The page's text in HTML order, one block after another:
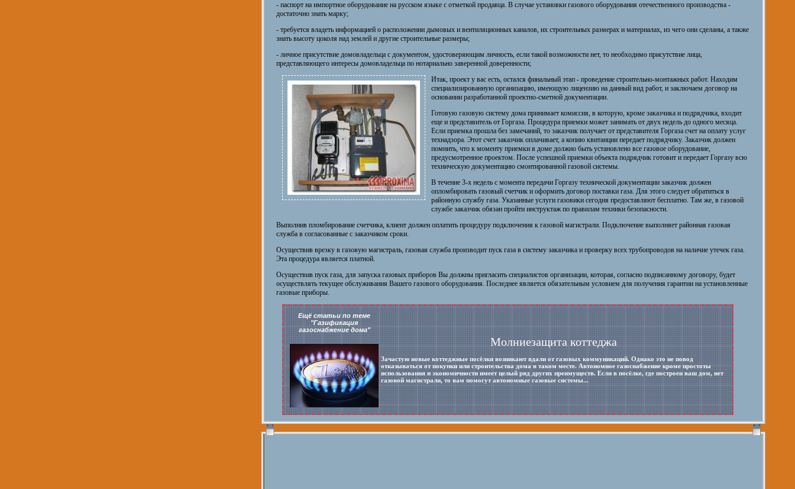
- паспорт на импортное оборудование на русском языке с отметкой продавца. В случае установки газового оборудования отечественного производства -
достаточно знать марку;
- требуется владеть информацией о расположении дымовых и вентиляционных каналов, их строительных размерах и материалах, из чего они сделаны, а также
знать высоту цоколя над землей и другие строительные размеры;
- личное присутствие домовладельца с документом, удостоверяющим личность, если такой возможности нет, то необходимо присутствие лица,
представляющего интересы домовладельца по нотариально заверенной доверенности;
Итак, проект у вас есть, остался финальный этап - проведение строительно-монтажных работ. Находим
специализированную организацию, имеющую лицензию на данный вид работ, и заключаем договор на
основании разработанной проектно-сметной документации.
Готовую газовую систему дома принимает комиссия, в которую, кроме заказчика и подрядчика, входит
еще и представитель от Горгаза. Процедура приемки может занимать от двух недель до одного месяца.
Если приемка прошла без замечаний, то заказчик получает от представителя Горгаза счет на оплату услуг
технадзора. Этот счет заказчик оплачивает, а копию квитанции передает подрядчику. Заказчик должен
помнить, что к моменту приемки в доме должно быть установлено все газовое оборудование,
предусмотренное проектом. После успешной приемки объекта подрядчик готовит и передает Горгазу всю
техническую документацию смонтированной газовой системы.
В течение 3-х недель с момента передачи Горгазу технической документации заказчик должен
опломбировать газовый счетчик и оформить договор поставки газа. Для этого следует обратиться в
районную службу газа. Указанные услуги газовики сегодня предоставляют бесплатно. Там же, в газовой
службе заказчик обязан пройти инструктаж по правилам техники безопасности.
Выполнив пломбирование счетчика, клиент должен оплатить процедуру подключения к газовой магистрали. Подключение выполняет районная газовая
служба в согласованные с заказчиком сроки.
Осуществив врезку в газовую магистраль, газовая служба производит пуск газа в систему заказчика и проверку всех трубопроводов на наличие утечек газа.
Эта процедура является платной.
Осуществив пуск газа, для запуска газовых приборов Вы должны пригласить специалистов организации, которая, согласно подписанному договору, будет
осуществлять текущее обслуживания Вашего газового оборудования. Последнее является обязательным условием для получения гарантии на установленные
газовые приборы.
Ещё статьи по теме
"Газификация
газоснабжение дома"
Молниезащита коттеджа
Зачастую новые коттеджные посёлки возникают вдали от газовых коммуникаций. Однако это не повод
отказываться от покупки или строительства дома в таком месте. Автономное газоснабжение кроме простоты
использования и экономичности имеет целый ряд других преимуществ. Если в посёлке, где построен ваш дом, нет
газовой магистрали, то вам помогут автономные газовые системы...